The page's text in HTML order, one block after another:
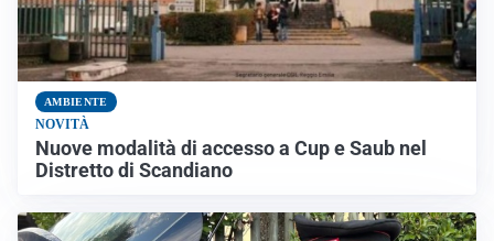
AMBIENTE
NOVITÀ
Nuove modalità di accesso a Cup e Saub nel
Distretto di Scandiano